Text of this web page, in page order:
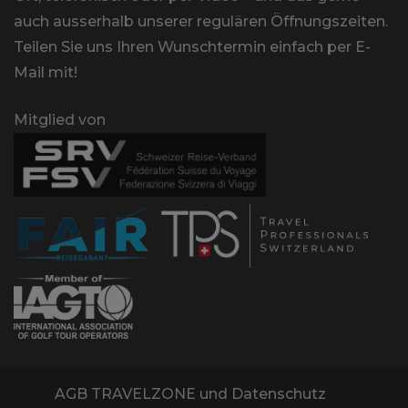
auch ausserhalb unserer regulären Öffnungszeiten.
Teilen Sie uns Ihren Wunschtermin einfach per E-
Mail mit!
Mitglied von
AGB TRAVELZONE und Datenschutz